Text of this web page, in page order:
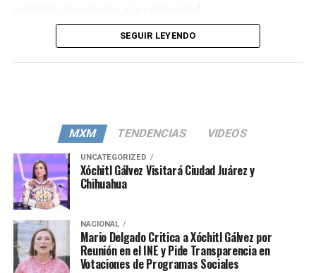
SEGUIR LEYENDO
MXM TENDENCIAS VIDEOS
UNCATEGORIZED
Xóchitl Gálvez Visitará Ciudad Juárez y
Chihuahua
NACIONAL
Mario Delgado Critica a Xóchitl Gálvez por
Reunión en el INE y Pide Transparencia en
Votaciones de Programas Sociales